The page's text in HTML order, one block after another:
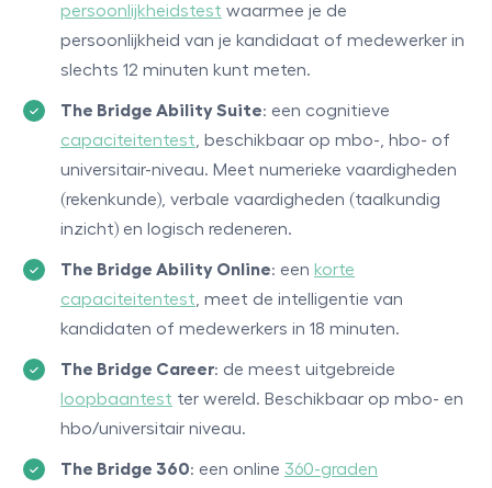
persoonlijkheidstest waarmee je de
persoonlijkheid van je kandidaat of medewerker in
slechts 12 minuten kunt meten.
The Bridge Ability Suite: een cognitieve
capaciteitentest , beschikbaar op mbo-, hbo- of
universitair-niveau. Meet numerieke vaardigheden
(rekenkunde), verbale vaardigheden (taalkundig
inzicht) en logisch redeneren.
The Bridge Ability Online: een korte
capaciteitentest , meet de intelligentie van
kandidaten of medewerkers in 18 minuten.
The Bridge Career: de meest uitgebreide
loopbaantest ter wereld. Beschikbaar op mbo- en
hbo/universitair niveau.
The Bridge 360: een online 360-graden